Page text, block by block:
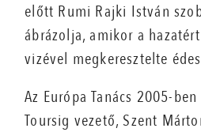
előtt Rumi Rajki István
ábrázolja, amikor a
vizével megkeresztelte
Az Európa Tanács 2005-
Toursig vezető, Szent